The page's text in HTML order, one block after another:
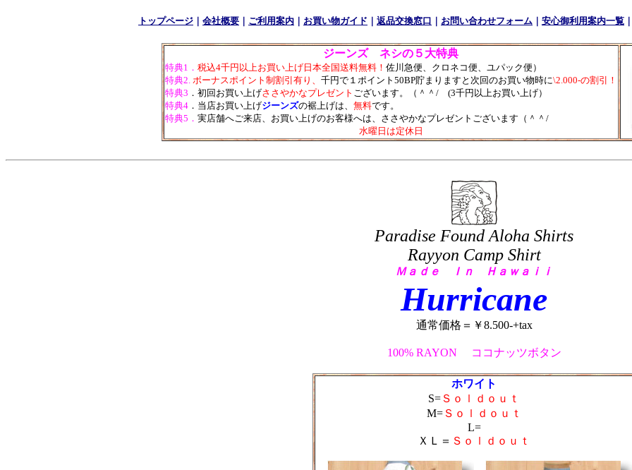
トップページ 会社概要 ご利用案内 お買い物ガイド 返品交換窓口 お問い合わせフォーム 安心御利用案内一覧
ジーンズ ネシの５大特典
特典1． 税込4千円以上お買い上げ日本全国送料無料！ 佐川急便、クロネコ便、ユパック便）
特典2. ボーナスポイント制割引有り、 千円で１ポイント50BP貯まりますと次回のお買い物時に\2.000-の割引！
特典3 ．初回お買い上げささやかなプレゼント ございます。（＾＾/ (3千円以上お買い上げ）
特典4．当店お買い上げジーンズの裾上げは、 無料です。
特典5． 実店舗へご来店、お買い上げのお客様へは、ささやかなプレゼントございます（＾＾/
水曜日は定休日
Paradise Found Aloha Shirts
Rayyon Camp Shirt
Ｍａｄｅ Ｉｎ Ｈａｗａｉｉ
Hurricane
通常価格＝￥8.500-+tax
100% RAYON ココナッツボタン
ホワイト
S= Ｓｏｌｄｏｕｔ
M=Ｓｏｌｄｏｕｔ
L=
ＸＬ＝ Ｓｏｌｄｏｕｔ